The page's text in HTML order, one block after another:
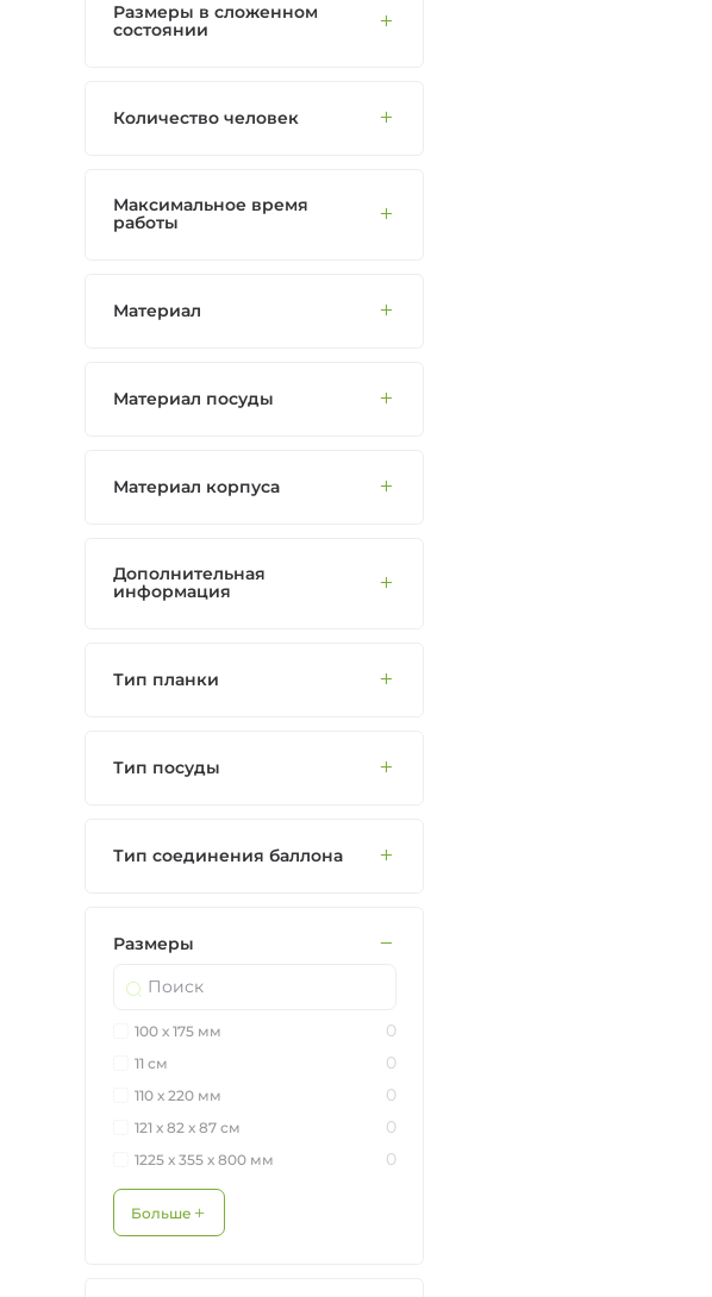
Размеры в сложенном
состоянии
Количество человек
Максимальное время
работы
Материал
Материал посуды
Материал корпуса
Дополнительная
информация
Тип планки
Тип посуды
Тип соединения баллона
Размеры
100 х 175 мм 0
11 см 0
110 х 220 мм 0
121 х 82 х 87 см 0
1225 х 355 х 800 мм 0
Больше